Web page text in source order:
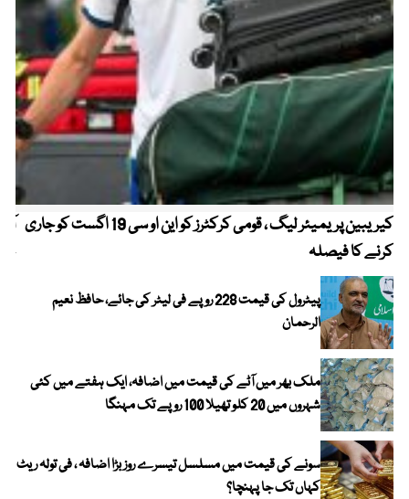
کیریبین پریمیئر لیگ ، قومی کرکٹرز کو این او سی 19 اگست کو جاری
کرنے کا فیصلہ
پیٹرول کی قیمت 228 روپے فی لیٹر کی جائے، حافظ نعیم
الرحمان
ملک بھر میں آٹے کی قیمت میں اضافہ، ایک ہفتے میں کئی
شہروں میں 20 کلو تھیلا 100 روپے تک مہنگا
سونے کی قیمت میں مسلسل تیسرے روز بڑا اضافہ ، فی تولہ ریٹ
کہاں تک جا پہنچا؟